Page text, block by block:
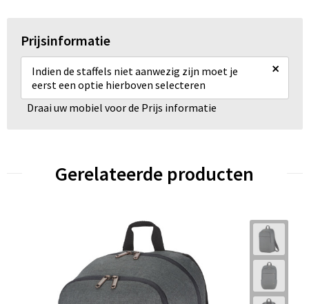
Prijsinformatie
Indien de staffels niet aanwezig zijn moet je
eerst een optie hierboven selecteren
×
Draai uw mobiel voor de Prijs informatie
Gerelateerde producten